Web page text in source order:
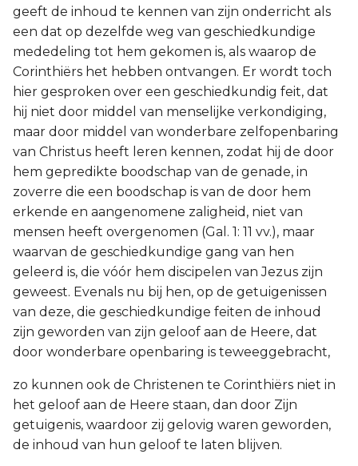
geeft de inhoud te kennen van zijn onderricht als
een dat op dezelfde weg van geschiedkundige
mededeling tot hem gekomen is, als waarop de
Corinthiërs het hebben ontvangen. Er wordt toch
hier gesproken over een geschiedkundig feit, dat
hij niet door middel van menselijke verkondiging,
maar door middel van wonderbare zelfopenbaring
van Christus heeft leren kennen, zodat hij de door
hem gepredikte boodschap van de genade, in
zoverre die een boodschap is van de door hem
erkende en aangenomene zaligheid, niet van
mensen heeft overgenomen (Gal. 1: 11 vv.), maar
waarvan de geschiedkundige gang van hen
geleerd is, die vóór hem discipelen van Jezus zijn
geweest. Evenals nu bij hen, op de getuigenissen
van deze, die geschiedkundige feiten de inhoud
zijn geworden van zijn geloof aan de Heere, dat
door wonderbare openbaring is teweeggebracht,
zo kunnen ook de Christenen te Corinthiërs niet in
het geloof aan de Heere staan, dan door Zijn
getuigenis, waardoor zij gelovig waren geworden,
de inhoud van hun geloof te laten blijven.